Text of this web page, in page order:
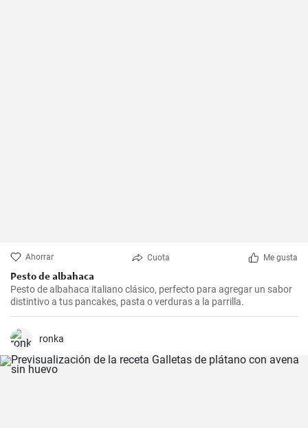
Ahorrar Cuota Me gusta
Pesto de albahaca
Pesto de albahaca italiano clásico, perfecto para agregar un sabor
distintivo a tus pancakes, pasta o verduras a la parrilla.
ronka